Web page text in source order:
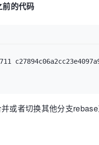
的代码
或者切换其他分支